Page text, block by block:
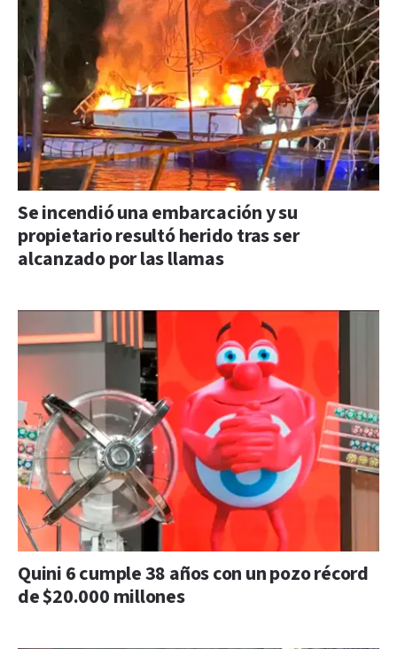
Se incendió una embarcación y su
propietario resultó herido tras ser
alcanzado por las llamas
Quini 6 cumple 38 años con un pozo récord
de $20.000 millones